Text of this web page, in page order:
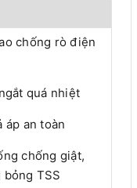
chống rò điện
quá nhiệt
áp an toàn
chống giật,
bỏng TSS